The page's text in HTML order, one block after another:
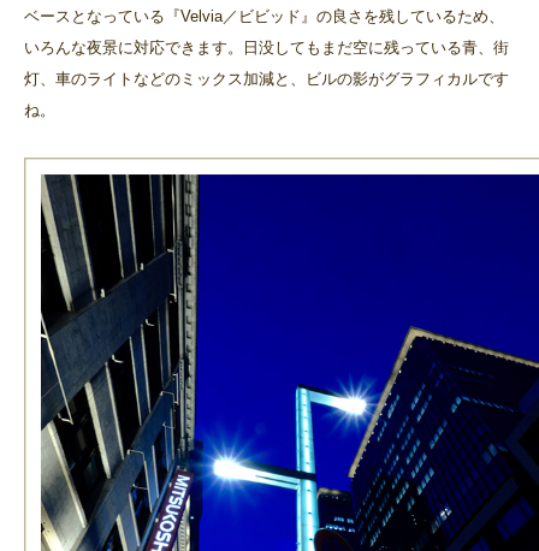
ベースとなっている『Velvia／ビビッド』の良さを残しているため、
いろんな夜景に対応できます。日没してもまだ空に残っている青、街
灯、車のライトなどのミックス加減と、ビルの影がグラフィカルです
ね。